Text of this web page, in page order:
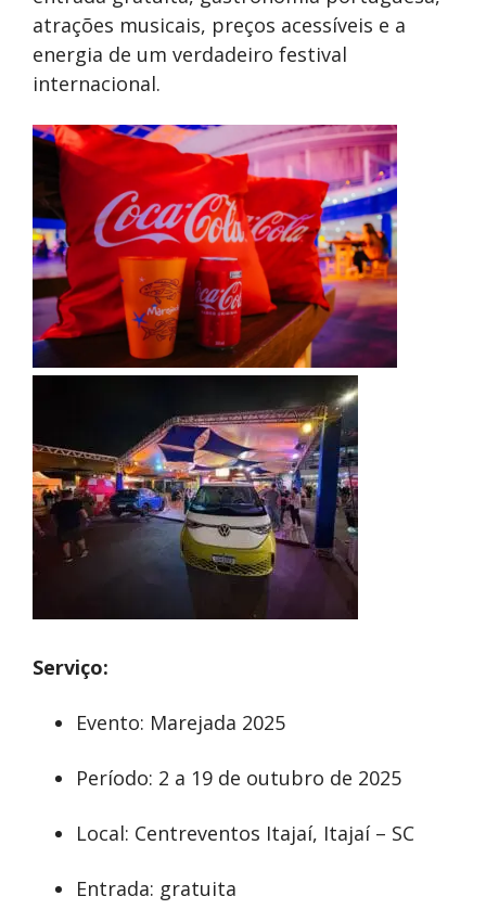
atrações musicais, preços acessíveis e a
energia de um verdadeiro festival
internacional.
Serviço:
Evento: Marejada 2025
Período: 2 a 19 de outubro de 2025
Local: Centreventos Itajaí, Itajaí – SC
Entrada: gratuita